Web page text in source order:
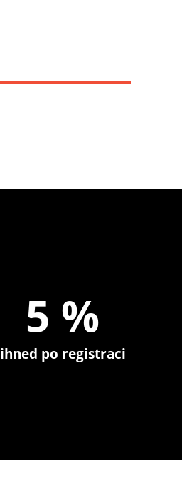
5 %
ihned po registraci